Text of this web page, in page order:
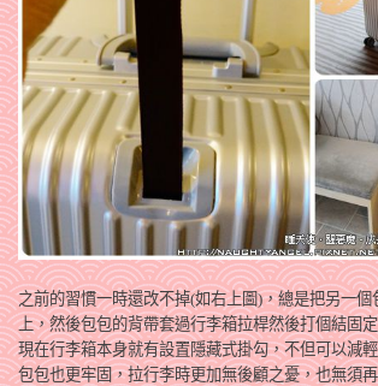
之前的習慣一時還改不掉(如右上圖)，總是把另一個
上，然後包包的背帶套過行李箱拉桿然後打個結固
現在行李箱本身就有設置隱藏式掛勾，不但可以減
包包也更牢固，拉行李時更加無後顧之憂，也無須